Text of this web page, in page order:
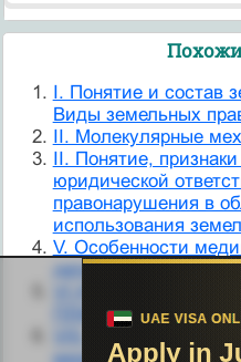
I. Понятие и состав
Виды земельных
II. Молекулярные
II. Понятие,
юридической
правонарушения в
использования
V. Особенности
детей со сложными
ПЛАСТИЧНОСТИ И